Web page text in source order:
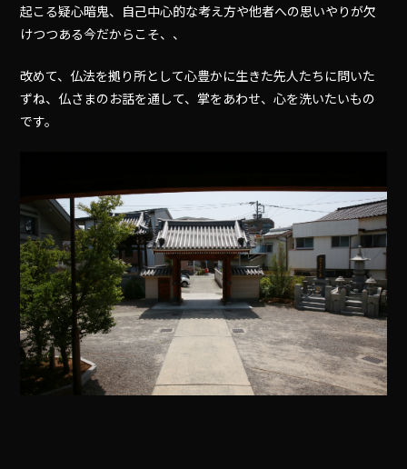
起こる疑心暗鬼、自己中心的な考え方や他者への思いやりが欠
けつつある今だからこそ、、
改めて、仏法を拠り所として心豊かに生きた先人たちに問いた
ずね、仏さまのお話を通して、掌をあわせ、心を洗いたいもの
です。